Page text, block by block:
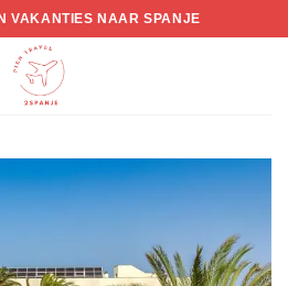
VAKANTIES NAAR SPANJE